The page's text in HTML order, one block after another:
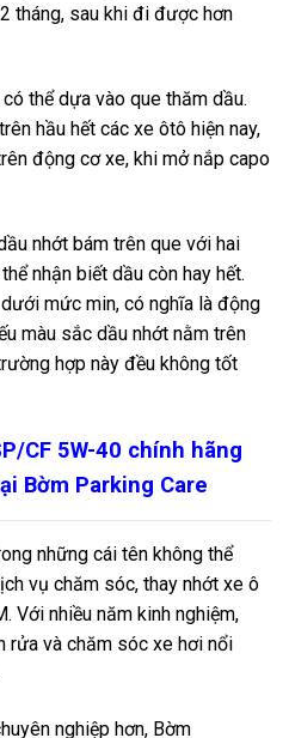
tháng, sau khi đi được hơn
thể dựa vào que thăm dầu.
hầu hết các xe ôtô hiện nay,
động cơ xe, khi mở nắp capo
nhớt bám trên que với hai
nhận biết dầu còn hay hết.
mức min, có nghĩa là động
màu sắc dầu nhớt nằm trên
hợp này đều không tốt
CF 5W-40 chính hãng
Bờm Parking Care
những cái tên không thể
vụ chăm sóc, thay nhớt xe ô
Với nhiều năm kinh nghiệm,
rửa và chăm sóc xe hơi nổi
nghiệp hơn, Bờm